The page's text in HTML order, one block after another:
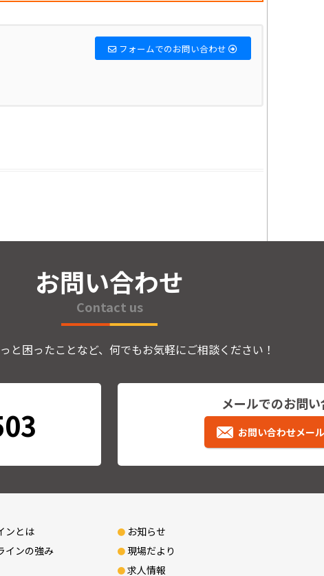
フォームでのお問い合わせ
お問い合わせ
Contact us
と困ったことなど、何でもお気軽にご相談ください！
メールでのお問
お問い合わせメー
ンとは
インの強み
お知らせ
現場だより
求人情報